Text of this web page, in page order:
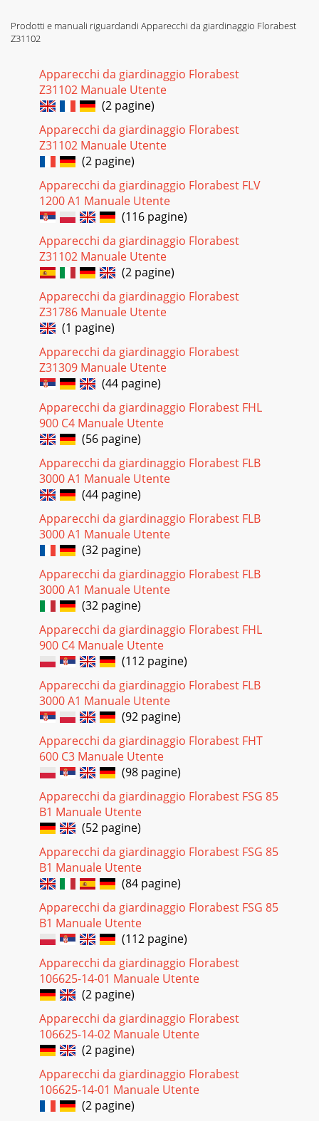
Prodotti e manuali riguardandi Apparecchi da giardinaggio Florabest
Z31102
Apparecchi da giardinaggio Florabest
Z31102 Manuale Utente
(2 pagine)
Apparecchi da giardinaggio Florabest
Z31102 Manuale Utente
(2 pagine)
Apparecchi da giardinaggio Florabest FLV
1200 A1 Manuale Utente
(116 pagine)
Apparecchi da giardinaggio Florabest
Z31102 Manuale Utente
(2 pagine)
Apparecchi da giardinaggio Florabest
Z31786 Manuale Utente
(1 pagine)
Apparecchi da giardinaggio Florabest
Z31309 Manuale Utente
(44 pagine)
Apparecchi da giardinaggio Florabest FHL
900 C4 Manuale Utente
(56 pagine)
Apparecchi da giardinaggio Florabest FLB
3000 A1 Manuale Utente
(44 pagine)
Apparecchi da giardinaggio Florabest FLB
3000 A1 Manuale Utente
(32 pagine)
Apparecchi da giardinaggio Florabest FLB
3000 A1 Manuale Utente
(32 pagine)
Apparecchi da giardinaggio Florabest FHL
900 C4 Manuale Utente
(112 pagine)
Apparecchi da giardinaggio Florabest FLB
3000 A1 Manuale Utente
(92 pagine)
Apparecchi da giardinaggio Florabest FHT
600 C3 Manuale Utente
(98 pagine)
Apparecchi da giardinaggio Florabest FSG 85
B1 Manuale Utente
(52 pagine)
Apparecchi da giardinaggio Florabest FSG 85
B1 Manuale Utente
(84 pagine)
Apparecchi da giardinaggio Florabest FSG 85
B1 Manuale Utente
(112 pagine)
Apparecchi da giardinaggio Florabest
106625-14-01 Manuale Utente
(2 pagine)
Apparecchi da giardinaggio Florabest
106625-14-02 Manuale Utente
(2 pagine)
Apparecchi da giardinaggio Florabest
106625-14-01 Manuale Utente
(2 pagine)